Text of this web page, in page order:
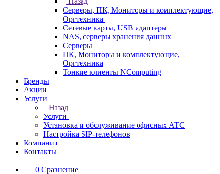
Серверы, ПК, Мониторы и комплектующие,
Оргтехника
Сетевые карты, USB-адаптеры
NAS, серверы хранения данных
Серверы
ПК, Мониторы и комплектующие,
Оргтехника
Тонкие клиенты NComputing
Бренды
Акции
Услуги
Назад
Услуги
Установка и обслуживание офисных АТС
Настройка SIP-телефонов
Компания
Контакты
0 Сравнение